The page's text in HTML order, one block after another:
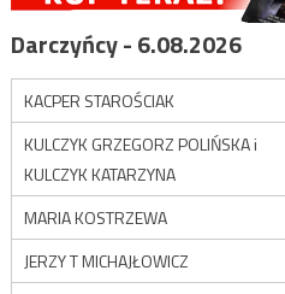
Darczyńcy - 6.08.2026
KACPER STAROŚCIAK
KULCZYK GRZEGORZ POLIŃSKA i
KULCZYK KATARZYNA
MARIA KOSTRZEWA
JERZY T MICHAJŁOWICZ